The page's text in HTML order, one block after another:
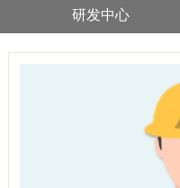
研发中心